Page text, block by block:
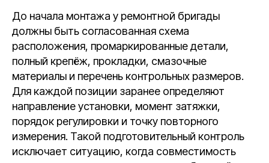
До начала монтажа у ремонтной бригады
должны быть согласованная схема
расположения, промаркированные детали,
полный крепёж, прокладки, смазочные
материалы и перечень контрольных размеров.
Для каждой позиции заранее определяют
направление установки, момент затяжки,
порядок регулировки и точку повторного
измерения. Такой подготовительный контроль
исключает ситуацию, когда совместимость